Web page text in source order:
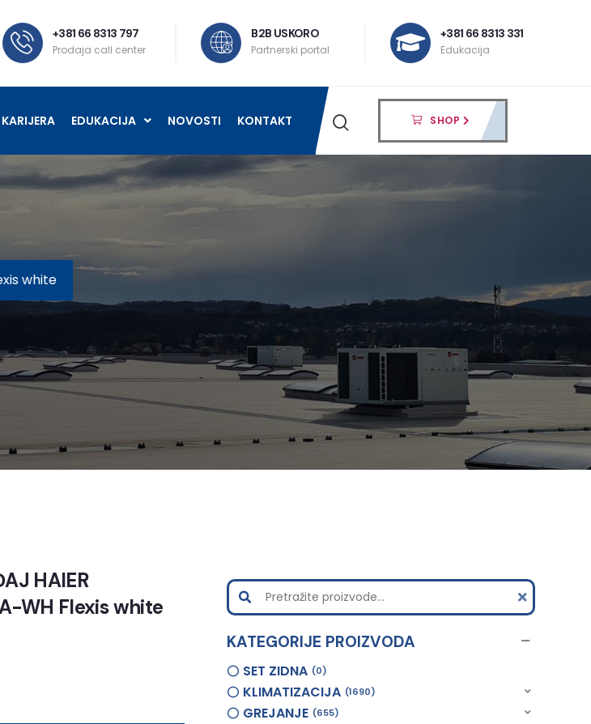
+381 66 8313 797
Prodaja call center
B2B USKORO
Partnerski portal
+381 66 8313 331
Edukacija
KARIJERA EDUKACIJA NOVOSTI KONTAKT SHOP
white
HAIER
WH Flexis white
KATEGORIJE PROIZVODA
SET ZIDNA 0
KLIMATIZACIJA 1690
GREJANJE 655